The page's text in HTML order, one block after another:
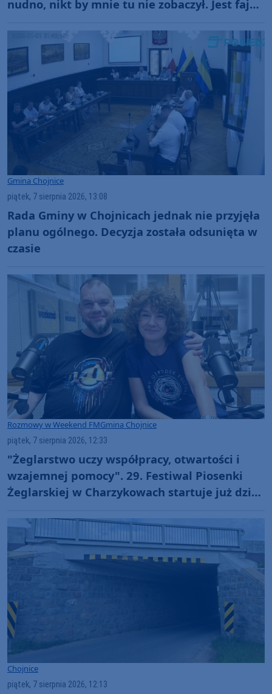
nudno, nikt by mnie tu nie zobaczył. Jest fajna
Gmina Chojnice
piątek, 7 sierpnia 2026, 13:08
Rada Gminy w Chojnicach jednak nie przyjęła
planu ogólnego. Decyzja została odsunięta w
czasie
Rozmowy w Weekend FMGmina Chojnice
piątek, 7 sierpnia 2026, 12:33
"Żeglarstwo uczy współpracy, otwartości i
wzajemnej pomocy". 29. Festiwal Piosenki
Żeglarskiej w Charzykowach startuje już dziś.
(ROZMOWA)
Chojnice
piątek, 7 sierpnia 2026, 12:13